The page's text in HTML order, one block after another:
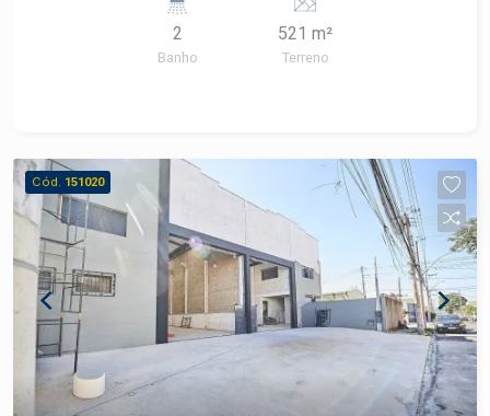
para grandes franquias. Localização privilegiada.
Estuda adaptações ao ramo comercial.
2
Banho
521 m²
Terreno
Cód. 151020